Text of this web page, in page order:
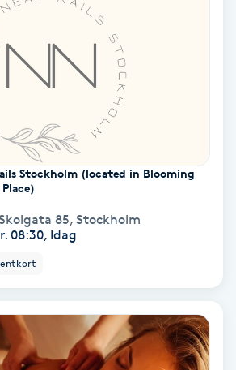
Stockholm (located in Blooming
85, Stockholm
08:30, Idag